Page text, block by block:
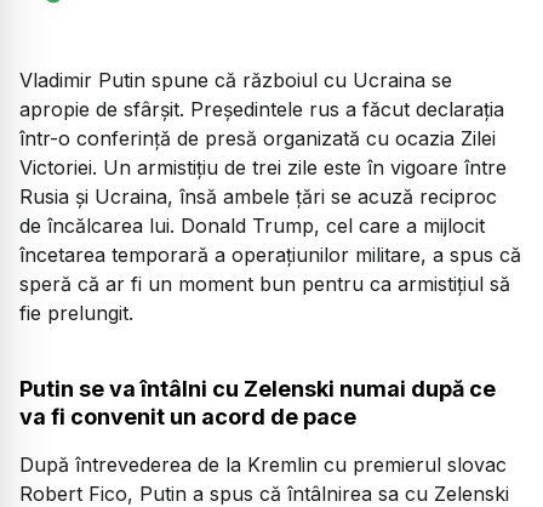
Vladimir Putin spune că războiul cu Ucraina se
apropie de sfârșit. Președintele rus a făcut declarația
într-o conferință de presă organizată cu ocazia Zilei
Victoriei. Un armistițiu de trei zile este în vigoare între
Rusia și Ucraina, însă ambele țări se acuză reciproc
de încălcarea lui. Donald Trump, cel care a mijlocit
încetarea temporară a operațiunilor militare, a spus că
speră că ar fi un moment bun pentru ca armistițiul să
fie prelungit.
Putin se va întâlni cu Zelenski numai după ce
va fi convenit un acord de pace
După întrevederea de la Kremlin cu premierul slovac
Robert Fico, Putin a spus că întâlnirea sa cu Zelenski